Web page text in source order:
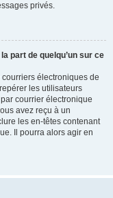
privés.
part de quelqu’un sur ce
électroniques de
les utilisateurs
courrier électronique
avez reçu à un
les en-têtes contenant
Il pourra alors agir en